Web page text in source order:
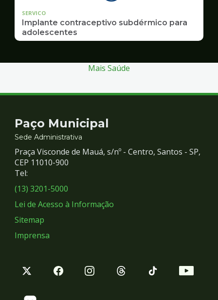
SERVICO
Implante contraceptivo subdérmico para
adolescentes
Mais Saúde
Contato
e
Redes
Sociais
Paço Municipal
Sede Administrativa
Praça Visconde de Mauá, s/nº - Centro, Santos - SP,
CEP 11010-900
Tel:
(13) 3201-5000
Lei de Acesso à Informação
Sitemap
Imprensa